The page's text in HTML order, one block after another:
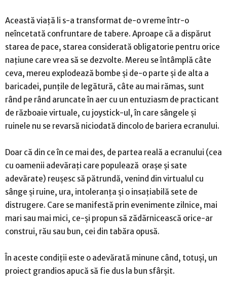
Această viață li s-a transformat de-o vreme într-o
neîncetată confruntare de tabere. Aproape că a dispărut
starea de pace, starea considerată obligatorie pentru orice
națiune care vrea să se dezvolte. Mereu se întâmplă câte
ceva, mereu explodează bombe și de-o parte și de alta a
baricadei, punțile de legătură, câte au mai rămas, sunt
rând pe rând aruncate în aer cu un entuziasm de practicant
de războaie virtuale, cu joystick-ul, în care sângele și
ruinele nu se revarsă niciodată dincolo de bariera ecranului.
Doar că din ce în ce mai des, de partea reală a ecranului (cea
cu oamenii adevărați care populează orașe și sate
adevărate) reușesc să pătrundă, venind din virtualul cu
sânge și ruine, ura, intoleranța și o insațiabilă sete de
distrugere. Care se manifestă prin evenimente zilnice, mai
mari sau mai mici, ce-și propun să zădărnicească orice-ar
construi, rău sau bun, cei din tabăra opusă.
În aceste condiții este o adevărată minune când, totuși, un
proiect grandios apucă să fie dus la bun sfârșit.